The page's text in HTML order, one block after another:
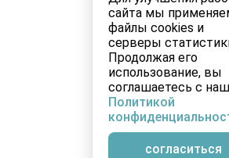
сайта мы
файлы cookies и
серверы
Продолжая его
использование, вы
соглашаетесь с
Политикой
согласиться